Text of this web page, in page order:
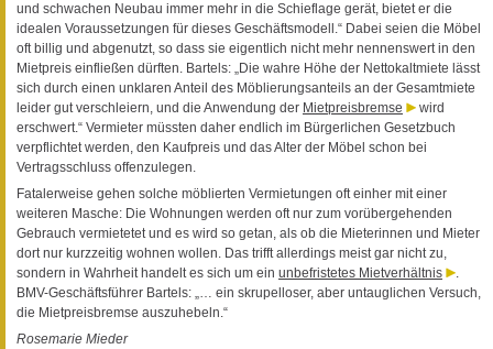
und schwachen Neubau immer mehr in die Schieflage gerät, bietet er die
idealen Voraussetzungen für dieses Geschäftsmodell.“ Dabei seien die Möbel
oft billig und abgenutzt, so dass sie eigentlich nicht mehr nennenswert in den
Mietpreis einfließen dürften. Bartels: „Die wahre Höhe der Nettokaltmiete lässt
sich durch einen unklaren Anteil des Möblierungsanteils an der Gesamtmiete
leider gut verschleiern, und die Anwendung der Mietpreisbremse
wird
erschwert.“ Vermieter müssten daher endlich im Bürgerlichen Gesetzbuch
verpflichtet werden, den Kaufpreis und das Alter der Möbel schon bei
Vertragsschluss offenzulegen.
Fatalerweise gehen solche möblierten Vermietungen oft einher mit einer
weiteren Masche: Die Wohnungen werden oft nur zum vorübergehenden
Gebrauch vermietetet und es wird so getan, als ob die Mieterinnen und Mieter
dort nur kurzzeitig wohnen wollen. Das trifft allerdings meist gar nicht zu,
sondern in Wahrheit handelt es sich um ein unbefristetes Mietverhältnis
.
BMV-Geschäftsführer Bartels: „… ein skrupelloser, aber untauglichen Versuch,
die Mietpreisbremse auszuhebeln.“
Rosemarie Mieder